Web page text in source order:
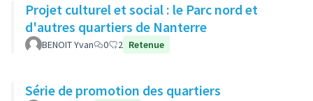
Projet culturel et social : le Parc nord et
d'autres quartiers de Nanterre
BENOIT Yvan 0 2 Retenue
Série de promotion des quartiers